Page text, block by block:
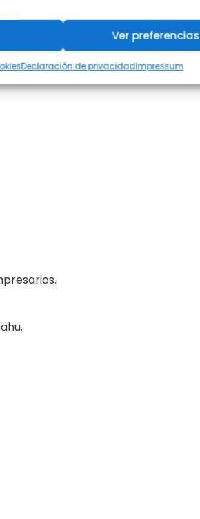
Ver preferencias
Declaración de privacidadImpressum